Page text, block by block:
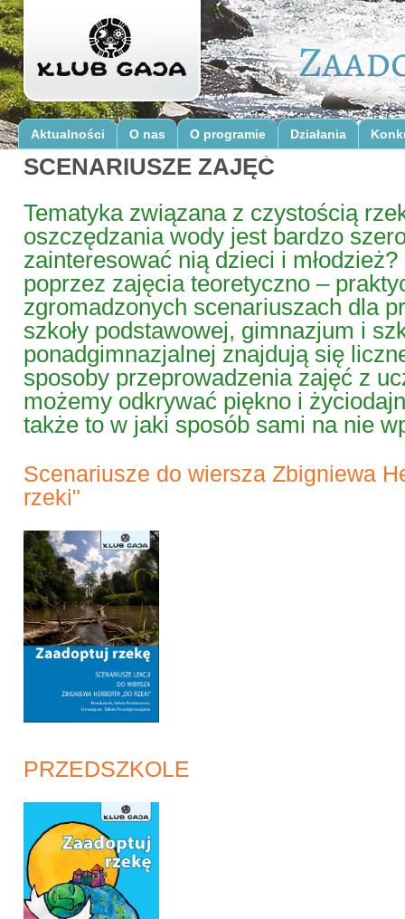
Aktualności O nas O programie Działania
SCENARIUSZE ZAJĘĆ
Tematyka związana z czystością
oszczędzania wody jest bardzo
zainteresować nią dzieci i
poprzez zajęcia teoretyczno –
zgromadzonych scenariuszach dla
szkoły podstawowej, gimnazjum i
ponadgimnazjalnej znajdują się
sposoby przeprowadzenia zajęć z
możemy odkrywać piękno i
także to w jaki sposób sami na nie
Scenariusze do wiersza Zbigniewa
rzeki"
PRZEDSZKOLE